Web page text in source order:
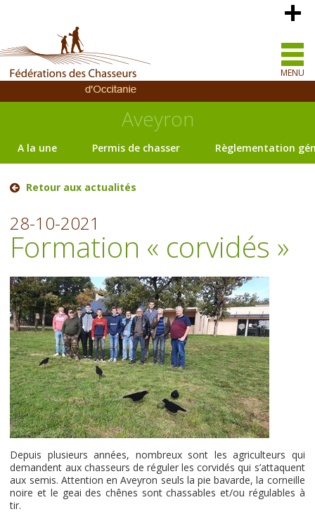
MENU
Aveyron
A la une Permis de chasser Règlementation
Retour aux actualités
28-10-2021
Formation « corvidés »
Depuis plusieurs années, nombreux sont les agriculteurs qui
demandent aux chasseurs de réguler les corvidés qui s’attaquent
aux semis. Attention en Aveyron seuls la pie bavarde, la corneille
noire et le geai des chênes sont chassables et/ou régulables à
tir.